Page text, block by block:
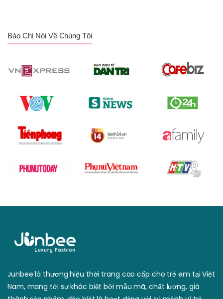
Báo Chí Nói Về Chúng Tôi
Junbee là thương hiệu thời trang cao cấp cho trẻ em tại Việt
Nam, mang tới sự khác biệt bởi mẫu mã, chất lượng, giá